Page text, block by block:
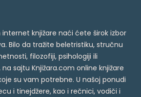
internet knjižare naći ćete širok izbor
Bilo da tražite beletristiku, stručnu
filozofiji, psihologiji ili
sajtu Knjižara.com online knjižare
su vam potrebne. U našoj ponudi
i tinejdžere, kao i rečnici, vodiči i